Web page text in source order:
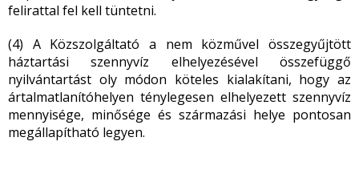
felirattal fel kell tüntetni.
(4) A Közszolgáltató a nem közművel összegyűjtött
háztartási szennyvíz elhelyezésével összefüggő
nyilvántartást oly módon köteles kialakítani, hogy az
ártalmatlanítóhelyen ténylegesen elhelyezett szennyvíz
mennyisége, minősége és származási helye pontosan
megállapítható legyen.